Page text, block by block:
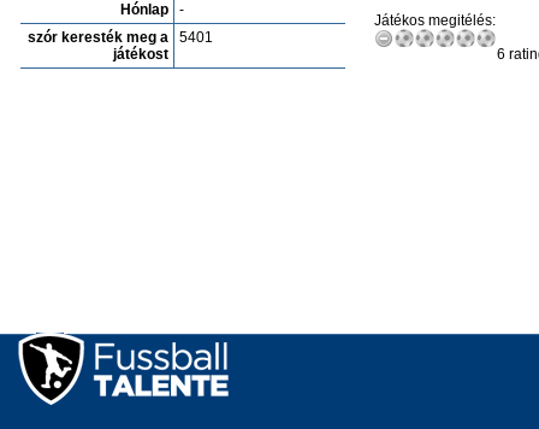
Hónlap
-
szór keresték meg a
játékost
5401
Játékos megitélés:
6